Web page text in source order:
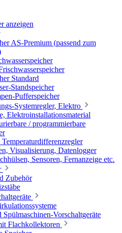
anzeigen
AS-Premium (passend zum
Standard
Standspeicher
Pufferspeicher
Systemregler, Elektro
Elektroinstallationsmaterial
/ programmierbare
Temperaturdifferenzregler
Visualisierung, Datenlogger
Sensoren, Fernanzeige etc.
Zubehör
Spülmaschinen-Vorschaltgeräte
Flachkollektoren